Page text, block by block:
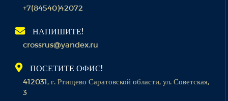
+7(84540)42072
НАПИШИТЕ!
crossrus@yandex.ru
ПОСЕТИТЕ ОФИС!
412031, г. Ртищево Саратовской области, ул. Советская,
3